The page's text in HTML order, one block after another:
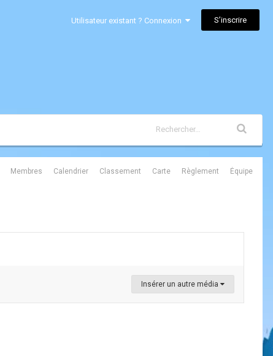
Utilisateur existant ? Connexion S’inscrire
Membres Calendrier Classement Carte Règlement Équipe
Insérer un autre média